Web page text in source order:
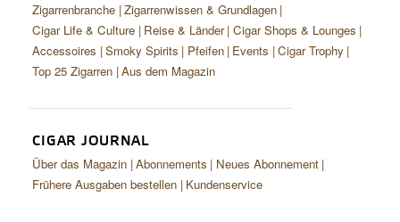
ZIGARRENBRANCHE
Zigarrenbranche Zigarrenwissen & Grundlagen
Cigar Life & Culture Reise & Länder Cigar Shops & Lounges
Accessoires Smoky Spirits Pfeifen Events Cigar Trophy
Top 25 Zigarren Aus dem Magazin
CIGAR JOURNAL
Über das Magazin Abonnements
Neues Abonnement
Frühere Ausgaben bestellen Kundenservice